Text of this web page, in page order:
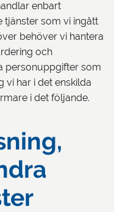
enbart
som vi ingått
behöver vi hantera
och
personuppgifter som
vi har i det enskilda
i det följande.